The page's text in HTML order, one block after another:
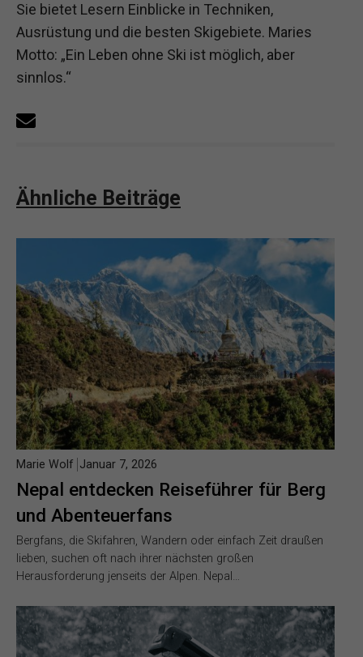
Sie bietet Lesern Einblicke in Techniken,
Ausrüstung und die besten Skigebiete. Maries
Motto: „Ein Leben ohne Ski ist möglich, aber
sinnlos.“
Ähnliche Beiträge
Nepal entdecken Reiseführer für Berg
und Abenteuerfans
Marie Wolf Januar 7, 2026
Bergfans, die Skifahren, Wandern oder einfach Zeit draußen
lieben, suchen oft nach ihrer nächsten großen
Herausforderung jenseits der Alpen. Nepal…